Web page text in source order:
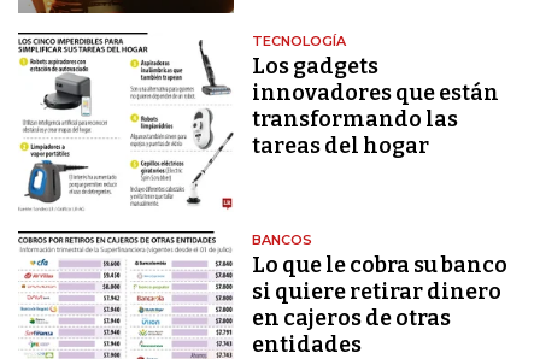
TECNOLOGÍA
Los gadgets
innovadores que están
transformando las
tareas del hogar
BANCOS
Lo que le cobra su banco
si quiere retirar dinero
en cajeros de otras
entidades